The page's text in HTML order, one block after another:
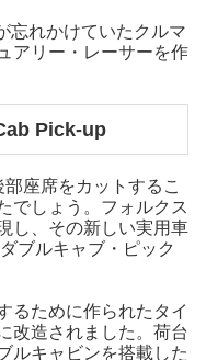
忘れかけていたクルマ
アリー・レーサーを作
Pick-up
座席をカットするこ
でしょう。フォルクス
し、その新しい実用車
ブルキャブ・ピック
るために作られたタイ
改造されました。荷台
ルキャビンを搭載した